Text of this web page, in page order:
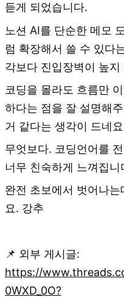
듣게 되었습니다.
노션 AI를 단순한 메모
럼 확장해서 쓸 수 있다
각보다 진입장벽이 높
코딩을 몰라도 흐름만
하다는 점을 잘 설명해
거 같다는 생각이 드네
무엇보다. 코딩언어를
너무 친숙하게 느껴집니
완전 초보에서 벗어나
요. 강추
📌 외부 게시글:
https://
0WXD_0O?